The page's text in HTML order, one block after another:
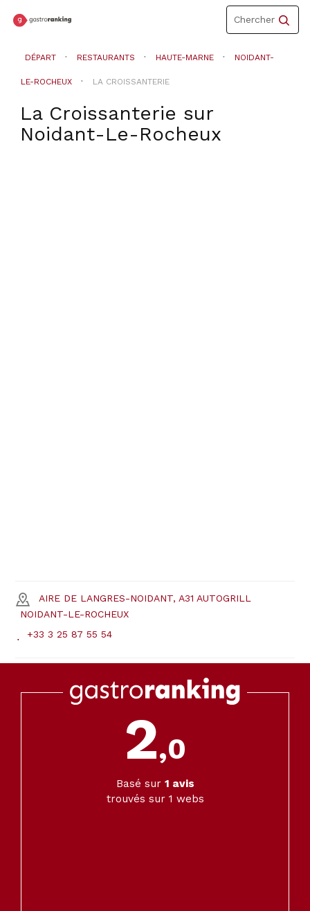
Toggle
navigation
Chercher
DÉPART RESTAURANTS HAUTE-MARNE NOIDANT-
LE-ROCHEUX LA CROISSANTERIE
La Croissanterie sur
Noidant-Le-Rocheux
AIRE DE LANGRES-NOIDANT, A31 AUTOGRILL
NOIDANT-LE-ROCHEUX
+33 3 25 87 55 54
2,0
Basé sur 1 avis
trouvés sur 1 webs